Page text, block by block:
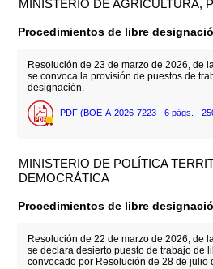
MINISTERIO DE AGRICULTURA,
Procedimientos de libre
Resolución de 23 de marzo de 2026, de
se convoca la provisión de puestos de
designación.
PDF (BOE-A-2026-7223 - 6 págs. -
MINISTERIO DE POLÍTICA
DEMOCRÁTICA
Procedimientos de libre
Resolución de 22 de marzo de 2026, de
se declara desierto puesto de trabajo de
convocado por Resolución de 28 de julio